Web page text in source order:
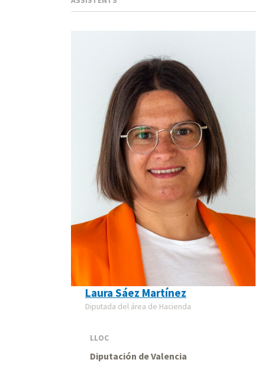
Laura Sáez Martínez
Diputada del área de Hacienda
LLOC
Diputación de Valencia